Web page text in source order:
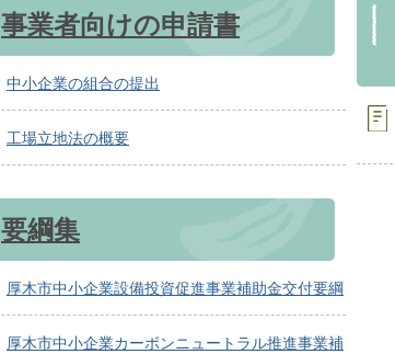
事業者向けの申請書
中小企業の組合の提出
工場立地法の概要
要綱集
厚木市中小企業設備投資促進事業補助金交付要綱
厚木市中小企業カーボンニュートラル推進事業補